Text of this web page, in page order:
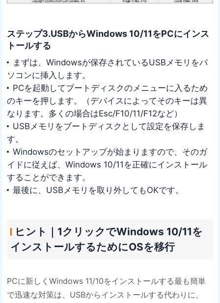
ステップ3.USBからWindows 10/11をPCにインス
トールする
まずは、Windowsが保存されているUSBメモリをパ
ソコンに挿入します。
PCを起動してブートディスクのメニューに入るため
のキーを押します。（デバイスによってそのキーは異
なります。多くの場合はEsc/F10/11/F12など）
USBメモリをブートディスクとして設定を保存しま
す。
Windowsのセットアップが始まりますので、そのガ
イドに従えば、Windows 10/11を正確にインストール
することができます。
最後に、USBメモリを取り外してもOKです。
ヒント｜1クリックでWindows 10/11を
インストールするためにOSを移行
PCに新しくWindows 11/10をインストールする最も簡単
で迅速な対策は、USBからインストールする代わりに、